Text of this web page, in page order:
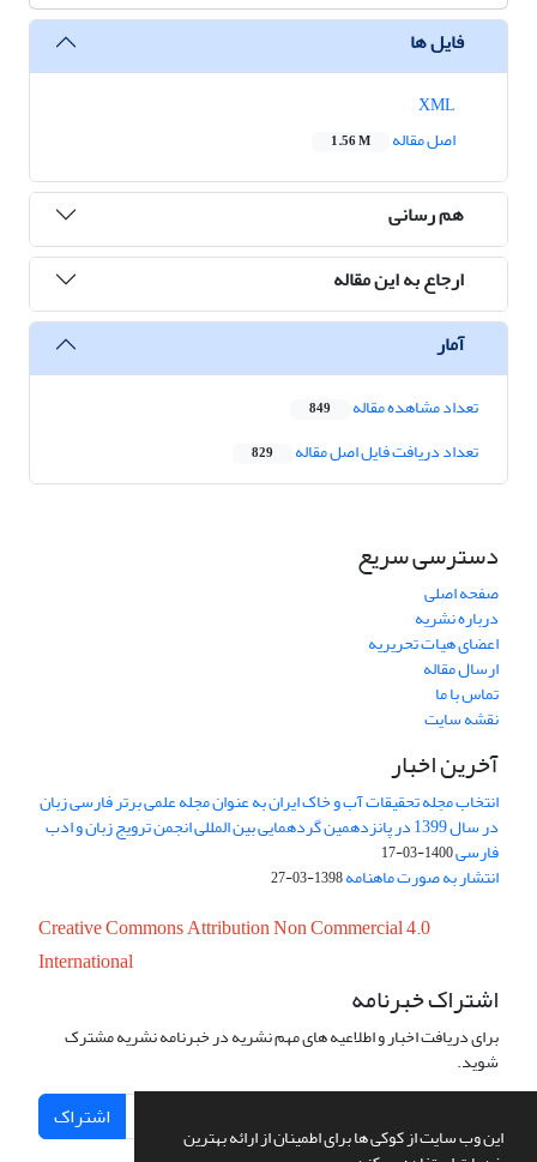
این وب سایت از کوکی ها برای اطمینان از ارائه بهترین
فایل ها
اصل مقاله
1.56 M
هم رسانی
ارجاع به این مقاله
آمار
تعداد مشاهده مقاله 849
تعداد دریافت فایل اصل مقاله 829
دسترسی سریع
صفحه اصلی
درباره نشریه
اعضای هیات تحریریه
ارسال مقاله
تماس با ما
نقشه سایت
آخرین اخبار
انتخاب مجله تحقیقات آب و خاک ایران به عنوان مجله علمی برتر فارسی زبان
در سال 1399 در پانزدهمین گردهمایی بین المللی انجمن ترویج زبان و ادب
فارسی1400-03-17
انتشار به صورت ماهنامه1398-03-27
Creative Commons Attribution Non Commercial 4.0
International
اشتراک خبرنامه
برای دریافت اخبار و اطلاعیه های مهم نشریه در خبرنامه نشریه مشترک
شوید.
اشتراک